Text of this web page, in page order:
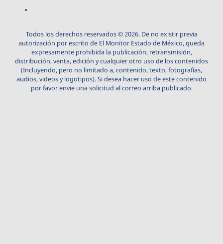
Todos los derechos reservados © 2026. De no existir previa
autorización por escrito de El Monitor Estado de México, queda
expresamente prohibida la publicación, retransmisión,
distribución, venta, edición y cualquier otro uso de los contenidos
(Incluyendo, pero no limitado a, contenido, texto, fotografías,
audios, videos y logotipos). Si desea hacer uso de este contenido
por favor envie una solicitud al correo arriba publicado.